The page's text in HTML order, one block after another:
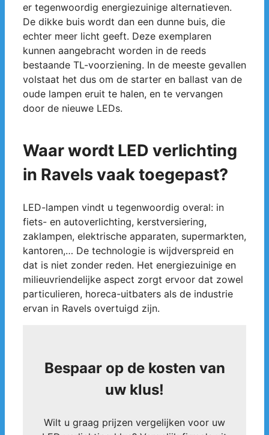
er tegenwoordig energiezuinige alternatieven.
De dikke buis wordt dan een dunne buis, die
echter meer licht geeft. Deze exemplaren
kunnen aangebracht worden in de reeds
bestaande TL-voorziening. In de meeste gevallen
volstaat het dus om de starter en ballast van de
oude lampen eruit te halen, en te vervangen
door de nieuwe LEDs.
Waar wordt LED verlichting
in Ravels vaak toegepast?
LED-lampen vindt u tegenwoordig overal: in
fiets- en autoverlichting, kerstversiering,
zaklampen, elektrische apparaten, supermarkten,
kantoren,… De technologie is wijdverspreid en
dat is niet zonder reden. Het energiezuinige en
milieuvriendelijke aspect zorgt ervoor dat zowel
particulieren, horeca-uitbaters als de industrie
ervan in Ravels overtuigd zijn.
Bespaar op de kosten van
uw klus!
Wilt u graag prijzen vergelijken voor uw